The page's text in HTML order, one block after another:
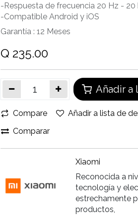
-Respuesta de frecuencia 20 Hz - 20
-Compatible Android y iOS
Garantía : 12 Meses
Q 235.00
Añadir a
Compare
Añadir a lista de
Comparar
Xiaomi
Reconocida a
tecnología y
estrechamente
productos,